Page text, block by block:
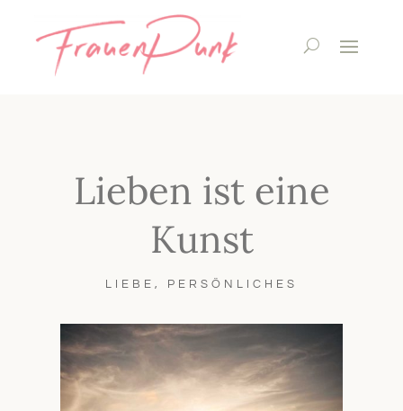
Lieben ist eine
Kunst
LIEBE , PERSÖNLICHES